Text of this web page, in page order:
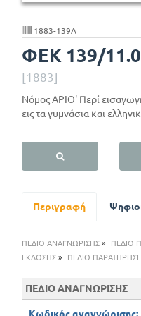
1883-139A
ΦΕΚ 139/
[1883]
Νόμος ΑΡΙΘ' Περί
εις τα γυμνάσια και
Περιγραφή
ΠΕΔΙΟ ΑΝΑΓΝΩΡΙΣΗΣ » ΠΕΔΙΟ
ΕΚΔΟΣΗΣ » ΠΕΔΙΟ
ΠΕΔΙΟ ΑΝΑΓΝΩΡΙΣΗΣ
Κωδικός αναγνώρισης: